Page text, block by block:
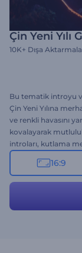
Çin Yeni Yılı
10K+ Dışa
Bu tematik introyu
Çin Yeni Yılına
ve renkli havasını
kovalayarak
introları, kutlama
ideal. Göz alıcı
16:9